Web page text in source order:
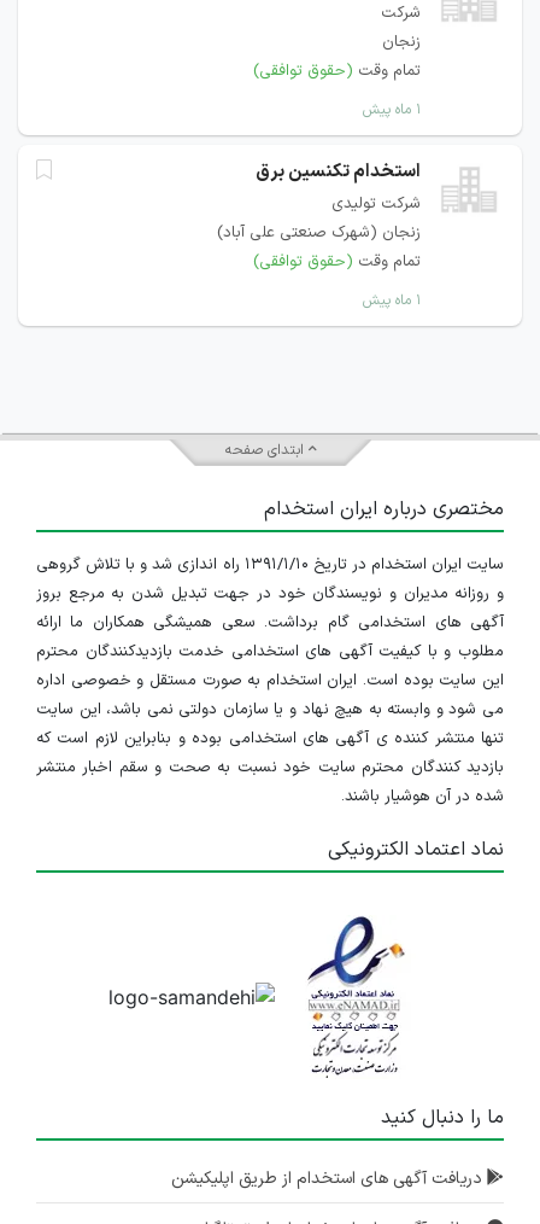
شرکت
زنجان
تمام وقت (حقوق توافقی)
۱ ماه پیش
استخدام تکنسین برق
شرکت تولیدی
زنجان (شهرک صنعتی علی آباد)
تمام وقت (حقوق توافقی)
۱ ماه پیش
ابتدای صفحه
مختصری درباره ایران استخدام
سایت ایران استخدام در تاریخ ۱۳۹۱/۱/۱۰ راه اندازی شد و با تلاش گروهی
و روزانه مدیران و نویسندگان خود در جهت تبدیل شدن به مرجع بروز
آگهی های استخدامی گام برداشت. سعی همیشگی همکاران ما ارائه
مطلوب و با کیفیت آگهی های استخدامی خدمت بازدیدکنندگان محترم
این سایت بوده است. ایران استخدام به صورت مستقل و خصوصی اداره
می شود و وابسته به هیچ نهاد و یا سازمان دولتی نمی باشد، این سایت
تنها منتشر کننده ی آگهی های استخدامی بوده و بنابراین لازم است که
بازدید کنندگان محترم سایت خود نسبت به صحت و سقم اخبار منتشر
شده در آن هوشیار باشند.
نماد اعتماد الکترونیکی
ما را دنبال کنید
دریافت آگهی های استخدام از طریق اپلیکیشن